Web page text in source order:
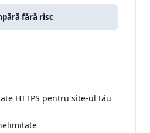
fără risc
HTTPS pentru site-ul tău